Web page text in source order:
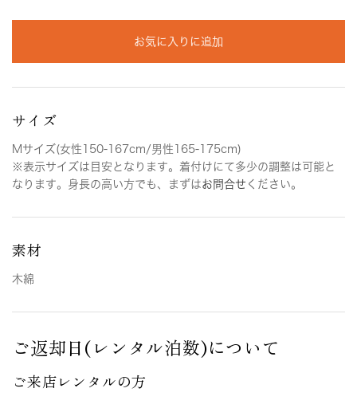
お気に入りに追加
サイズ
Mサイズ(女性150-167cm/男性165-175cm)
※表示サイズは目安となります。着付けにて多少の調整は可能と
なります。身長の高い方でも、まずはお問合せ ください。
素材
木綿
ご返却日(レンタル泊数)について
ご来店レンタルの方